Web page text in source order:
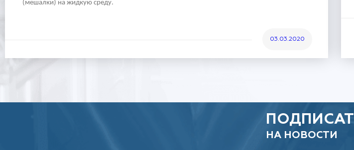
(мешалки) на жидкую среду.
03.03.2020
НА НОВОСТИ